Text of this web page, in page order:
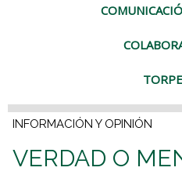
INFORMACIÓN Y OPINIÓN
VERDAD O